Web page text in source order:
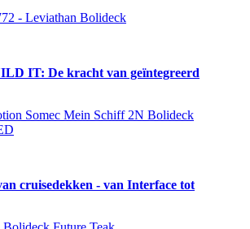
IT: De kracht van geïntegreerd
cruisedekken - van Interface tot